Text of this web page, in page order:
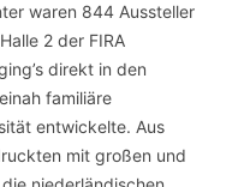
waren 844 Aussteller
2 der FIRA
direkt in den
familiäre
entwickelte. Aus
mit großen und